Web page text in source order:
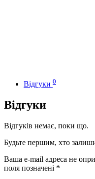
Відгуки 0
Відгуки
Відгуків немає, поки що.
Будьте першим, хто
Ваша e-mail адреса не
поля позначені *